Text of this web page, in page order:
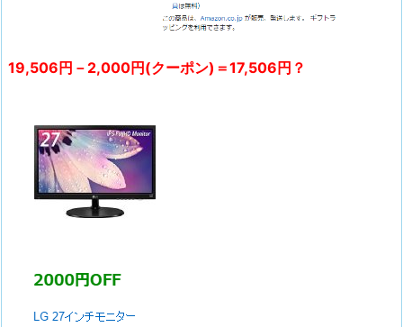
19,506円－2,000円(クーポン)＝17,506円？